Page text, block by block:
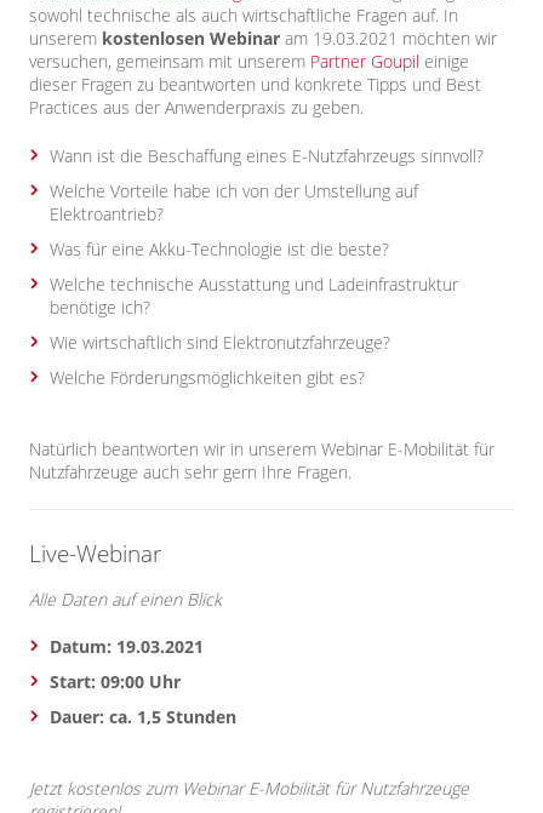
sowohl technische als auch wirtschaftliche Fragen auf. In
unserem kostenlosen Webinar am 19.03.2021 möchten wir
versuchen, gemeinsam mit unserem Partner Goupil einige
dieser Fragen zu beantworten und konkrete Tipps und Best
Practices aus der Anwenderpraxis zu geben.
Wann ist die Beschaffung eines E-Nutzfahrzeugs sinnvoll?
Welche Vorteile habe ich von der Umstellung auf
Elektroantrieb?
Was für eine Akku-Technologie ist die beste?
Welche technische Ausstattung und Ladeinfrastruktur
benötige ich?
Wie wirtschaftlich sind Elektronutzfahrzeuge?
Welche Förderungsmöglichkeiten gibt es?
Natürlich beantworten wir in unserem Webinar E-Mobilität für
Nutzfahrzeuge auch sehr gern Ihre Fragen.
Live-Webinar
Alle Daten auf einen Blick
Datum: 19.03.2021
Start: 09:00 Uhr
Dauer: ca. 1,5 Stunden
Jetzt kostenlos zum Webinar E-Mobilität für Nutzfahrzeuge